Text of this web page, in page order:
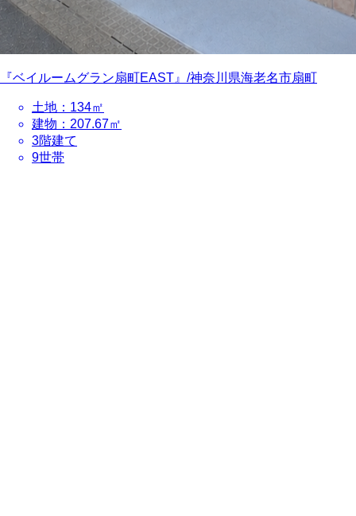
『ベイルームグラン扇町EAST』/神奈川県海⽼名市扇町
土地：134㎡
建物：207.67㎡
3階建て
9世帯